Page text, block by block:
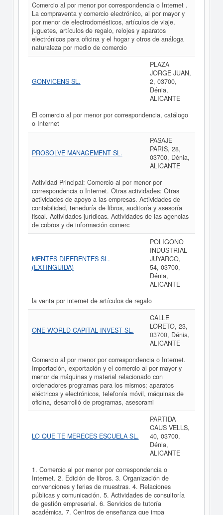
Comercio al por menor por correspondencia o Internet .
La compraventa y comercio electrónico, al por mayor y
por menor de electrodomésticos, artículos de viaje,
juguetes, artículos de regalo, relojes y aparatos
electrónicos para oficina y el hogar y otros de análoga
naturaleza por medio de comercio
GONVICENS SL.
PLAZA
JORGE JUAN,
2, 03700,
Dénia,
ALICANTE
El comercio al por menor por correspondencia, catálogo
o Internet
PROSOLVE MANAGEMENT SL.
PASAJE
PARIS, 28,
03700, Dénia,
ALICANTE
Actividad Principal: Comercio al por menor por
correspondencia o Internet. Otras actividades: Otras
actividades de apoyo a las empresas. Actividades de
contabilidad, teneduría de libros, auditoría y asesoría
fiscal. Actividades jurídicas. Actividades de las agencias
de cobros y de información comerc
MENTES DIFERENTES SL.
(EXTINGUIDA)
POLIGONO
INDUSTRIAL
JUYARCO,
54, 03700,
Dénia,
ALICANTE
la venta por internet de artículos de regalo
ONE WORLD CAPITAL INVEST SL.
CALLE
LORETO, 23,
03700, Dénia,
ALICANTE
Comercio al por menor por correspondencia o Internet.
Importación, exportación y el comercio al por mayor y
menor de máquinas y material relacionado con
ordenadores programas para los mismos; aparatos
eléctricos y electrónicos, telefonía móvil, máquinas de
oficina, desarrolló de programas, asesorami
LO QUE TE MERECES ESCUELA SL.
PARTIDA
CAUS VELLS,
40, 03700,
Dénia,
ALICANTE
1. Comercio al por menor por correspondencia o
Internet. 2. Edición de libros. 3. Organización de
convenciones y ferias de muestras. 4. Relaciones
públicas y comunicación. 5. Actividades de consultoría
de gestión empresarial. 6. Servicios de tutoría
académica. 7. Centros de enseñanza que impa